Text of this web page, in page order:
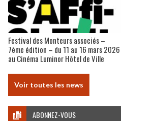
Festival des Monteurs associés –
7ème édition – du 11 au 16 mars 2026
au Cinéma Luminor Hôtel de Ville
Voir toutes les news
ABONNEZ-VOUS